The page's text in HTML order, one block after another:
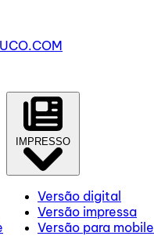
IMPRESSO
Versão digital
Versão impressa
Versão para mobile